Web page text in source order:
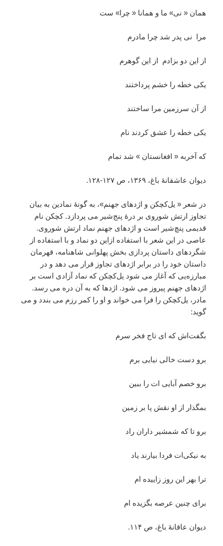
همان « نی» ما و همانا « چرا» ست
مرا نی پدر شد چرا مادرم
از این دو بزادم از این گوهرم
یکی خطه را خشم پرداختند
از آن سرزمین مرا ساختند
یکی خطه را عشق کردند نام
که آخربه « افغانستان » شد تمام
دیوان عاشقانۀ باغ، ۱۳۶۹، ص ۱۲۷-۱۲۸.
در شعر « یل‌کچکن و اژدهای جهنم»، به گونۀ نمادین به بیان
تجاوز ارتش شوروی بر درۀ پنج‌شیر می پردازد. کچکن نام
قدیمی پنچ‌شیر است و اژدهای جهنم نماد ارتش شوروی.
عاصی در این شعر با استفاده ازاین دو نماد و با استفاده از
شگردهای داستان پردازی بخش پهلوانی شاهنامه، قهرمان
داستان خود را در برابر اژدهای تجاوز قرار می دهد و در
مبارزه‌یی که آغاز می شود یل‌کچکن که نماد آزادی است بر
اژدهای جهنم پیروز می شود. اژدها که به آن دره می رسد.
مادر، یل‌کچکن را فرا می خواند و او را کمر رزم می بندد و می
گوید:
بگفت‌اش که ای تاج فخر سرم
برو دست خالی نیایی برم
برو خصم آبایی ات را ببین
بمگذار از او نقش پا بر زمین
برو تا که شمشیر داران راد
به نیکی‌ات فردا بیارند یاد
ترا بهر این روز زاییده ام
برای چنین عرصه بگزیده ام
دیوان عاقانۀ باغ، ص ۱۱۴.